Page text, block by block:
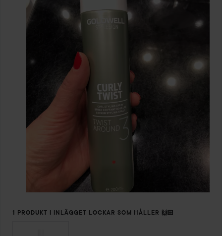
1 PRODUKT I INLÄGGET LOCKAR SOM HÅLLER 🙌🏻